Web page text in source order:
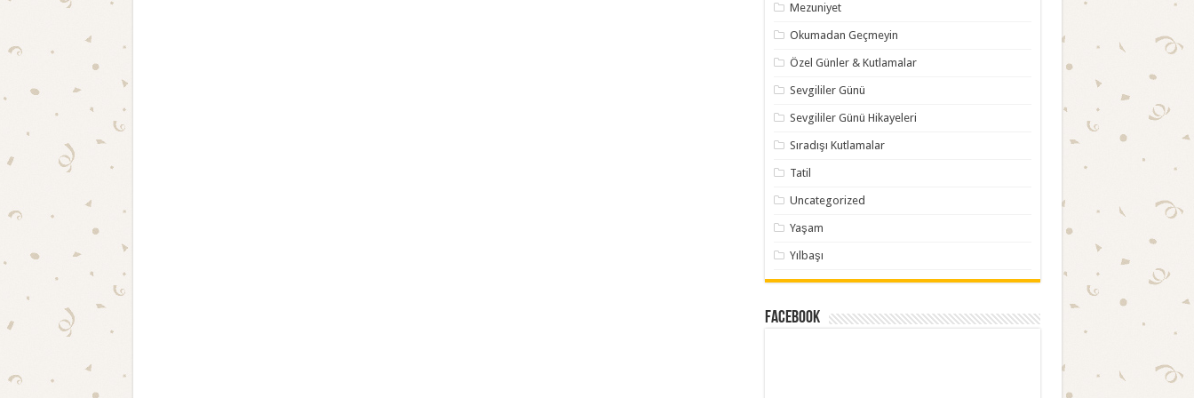
Mezuniyet
Okumadan Geçmeyin
Özel Günler & Kutlamalar
Sevgililer Günü
Sevgililer Günü Hikayeleri
Sıradışı Kutlamalar
Tatil
Uncategorized
Yaşam
Yılbaşı
Facebook